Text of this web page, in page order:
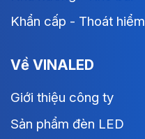
Khẩn cấp - Thoát hiểm
Về VINALED
Giới thiệu công ty
Sản phẩm đèn LED